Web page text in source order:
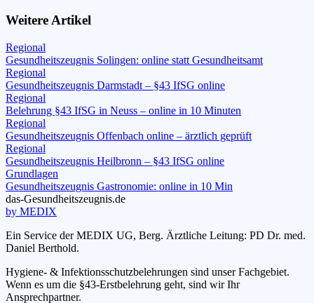
Weitere Artikel
Regional
Gesundheitszeugnis Solingen: online statt Gesundheitsamt
Regional
Gesundheitszeugnis Darmstadt – §43 IfSG online
Regional
Belehrung §43 IfSG in Neuss – online in 10 Minuten
Regional
Gesundheitszeugnis Offenbach online – ärztlich geprüft
Regional
Gesundheitszeugnis Heilbronn – §43 IfSG online
Grundlagen
Gesundheitszeugnis Gastronomie: online in 10 Min
das-Gesundheitszeugnis.de
by MEDIX
Ein Service der MEDIX UG, Berg. Ärztliche Leitung: PD Dr. med.
Daniel Berthold.
Hygiene- & Infektionsschutzbelehrungen sind unser Fachgebiet.
Wenn es um die §43-Erstbelehrung geht, sind wir Ihr
Ansprechpartner.